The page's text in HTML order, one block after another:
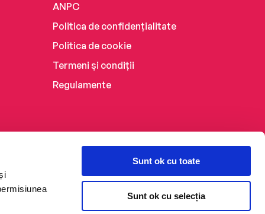
Sunt ok cu toate
Sunt ok cu selecția
ANPC
Politica de confidențialitate
Politica de cookie
Termeni și condiții
Regulamente